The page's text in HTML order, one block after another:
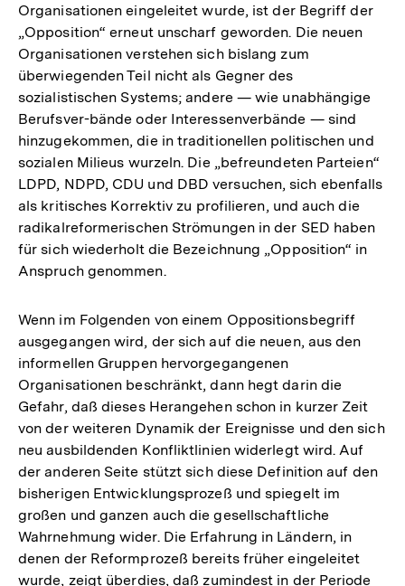
Organisationen eingeleitet wurde, ist der Begriff der
„Opposition“ erneut unscharf geworden. Die neuen
Organisationen verstehen sich bislang zum
überwiegenden Teil nicht als Gegner des
sozialistischen Systems; andere — wie unabhängige
Berufsver-bände oder Interessenverbände — sind
hinzugekommen, die in traditionellen politischen und
sozialen Milieus wurzeln. Die „befreundeten Parteien“
LDPD, NDPD, CDU und DBD versuchen, sich ebenfalls
als kritisches Korrektiv zu profilieren, und auch die
radikalreformerischen Strömungen in der SED haben
für sich wiederholt die Bezeichnung „Opposition“ in
Anspruch genommen.
Wenn im Folgenden von einem Oppositionsbegriff
ausgegangen wird, der sich auf die neuen, aus den
informellen Gruppen hervorgegangenen
Organisationen beschränkt, dann hegt darin die
Gefahr, daß dieses Herangehen schon in kurzer Zeit
von der weiteren Dynamik der Ereignisse und den sich
neu ausbildenden Konfliktlinien widerlegt wird. Auf
der anderen Seite stützt sich diese Definition auf den
bisherigen Entwicklungsprozeß und spiegelt im
großen und ganzen auch die gesellschaftliche
Wahrnehmung wider. Die Erfahrung in Ländern, in
denen der Reformprozeß bereits früher eingeleitet
wurde, zeigt überdies, daß zumindest in der Periode